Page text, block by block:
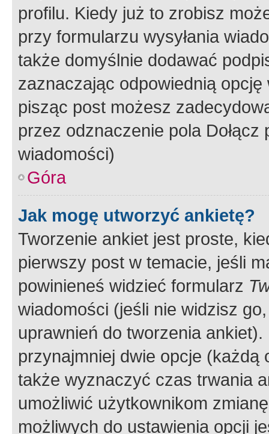
profilu. Kiedy już to zrobisz
przy formularzu wysyłania
także domyślnie dodawać
zaznaczając odpowiednią
pisząc post możesz
przez odznaczenie pola
wiadomości)
Góra
Jak mogę utworzyć ankietę?
Tworzenie ankiet jest proste,
pierwszy post w temacie, jeśli
powinieneś widzieć formularz
wiadomości (jeśli nie widzisz
uprawnień do tworzenia
przynajmniej dwie opcje
także wyznaczyć czas trwania
umożliwić użytkownikom
możliwych do ustawienia opcji